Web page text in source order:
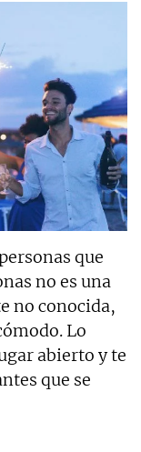
que
no es una
no conocida,
Lo
abierto y te
que se